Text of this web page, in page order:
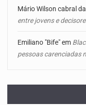
Mário Wilson cabral
entre jovens e
Emiliano "Bife"em
pessoas carenciadas